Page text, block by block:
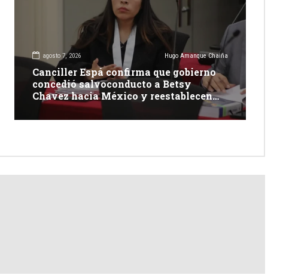
agosto 7, 2026 Hugo Amanque Chaiña
Canciller Espá confirma que gobierno
concedió salvoconducto a Betsy
Chavez hacia México y reestablecen
relaciones con dicho país